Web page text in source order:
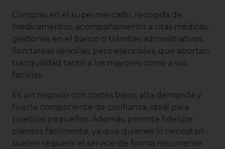
Compras en el supermercado, recogida de
medicamentos, acompañamiento a citas médicas,
gestiones en el banco o trámites administrativos.
Son tareas sencillas, pero esenciales, que aportan
tranquilidad tanto a los mayores como a sus
familias.
Es un negocio con costes bajos, alta demanda y
fuerte componente de confianza, ideal para
pueblos pequeños. Además, permite fidelizar
clientes fácilmente, ya que quienes lo necesitan
suelen requerir el servicio de forma recurrente.